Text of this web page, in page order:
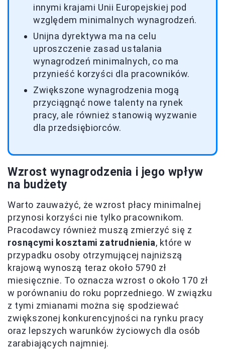
innymi krajami Unii Europejskiej pod
względem minimalnych wynagrodzeń.
Unijna dyrektywa ma na celu
uproszczenie zasad ustalania
wynagrodzeń minimalnych, co ma
przynieść korzyści dla pracowników.
Zwiększone wynagrodzenia mogą
przyciągnąć nowe talenty na rynek
pracy, ale również stanowią wyzwanie
dla przedsiębiorców.
Wzrost wynagrodzenia i jego wpływ
na budżety
Warto zauważyć, że wzrost płacy minimalnej
przynosi korzyści nie tylko pracownikom.
Pracodawcy również muszą zmierzyć się z
rosnącymi kosztami zatrudnienia, które w
przypadku osoby otrzymującej najniższą
krajową wynoszą teraz około 5790 zł
miesięcznie. To oznacza wzrost o około 170 zł
w porównaniu do roku poprzedniego. W związku
z tymi zmianami można się spodziewać
zwiększonej konkurencyjności na rynku pracy
oraz lepszych warunków życiowych dla osób
zarabiających najmniej.